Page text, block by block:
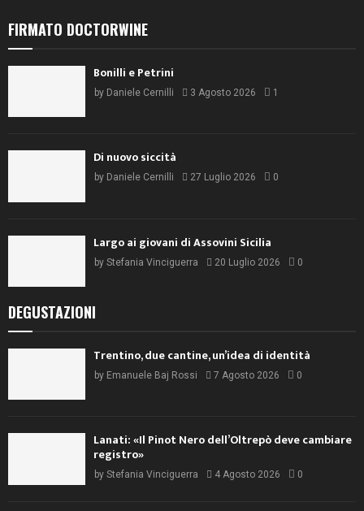
FIRMATO DOCTORWINE
Bonilli e Petrini
by Daniele Cernilli 3 Agosto 2026 1
Di nuovo siccità
by Daniele Cernilli 27 Luglio 2026 0
Largo ai giovani di Assovini Sicilia
by Stefania Vinciguerra 20 Luglio 2026 0
DEGUSTAZIONI
Trentino, due cantine, un’idea di identità
by Emanuele Baj Rossi 7 Agosto 2026 0
Lanati: «Il Pinot Nero dell’Oltrepò deve cambiare
registro»
by Stefania Vinciguerra 4 Agosto 2026 0